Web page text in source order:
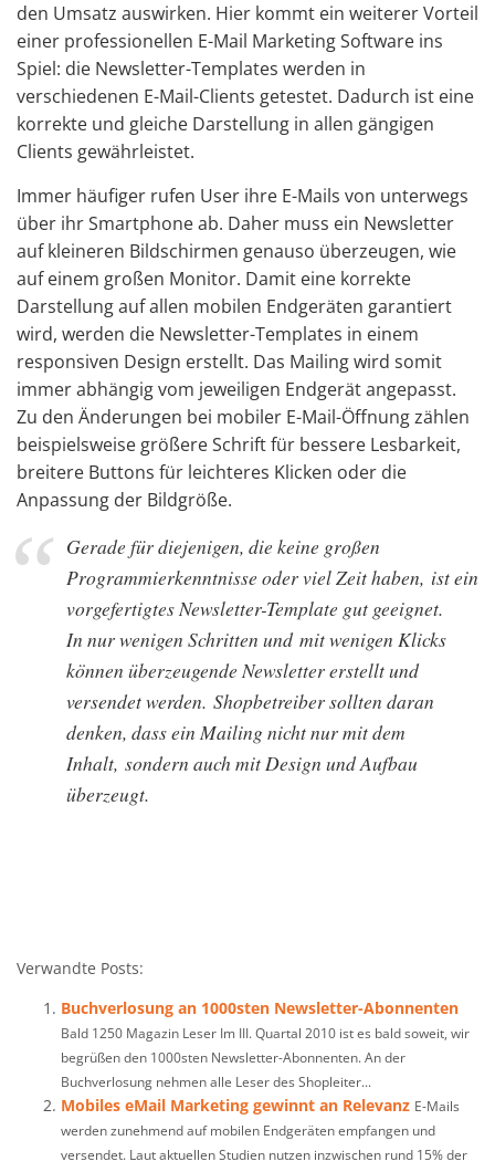
den Umsatz auswirken. Hier kommt ein weiterer Vorteil
einer professionellen E-Mail Marketing Software ins
Spiel: die Newsletter-Templates werden in
verschiedenen E-Mail-Clients getestet. Dadurch ist eine
korrekte und gleiche Darstellung in allen gängigen
Clients gewährleistet.
Immer häufiger rufen User ihre E-Mails von unterwegs
über ihr Smartphone ab. Daher muss ein Newsletter
auf kleineren Bildschirmen genauso überzeugen, wie
auf einem großen Monitor. Damit eine korrekte
Darstellung auf allen mobilen Endgeräten garantiert
wird, werden die Newsletter-Templates in einem
responsiven Design erstellt. Das Mailing wird somit
immer abhängig vom jeweiligen Endgerät angepasst.
Zu den Änderungen bei mobiler E-Mail-Öffnung zählen
beispielsweise größere Schrift für bessere Lesbarkeit,
breitere Buttons für leichteres Klicken oder die
Anpassung der Bildgröße.
Gerade für diejenigen, die keine großen
Programmierkenntnisse oder viel Zeit haben, ist ein
vorgefertigtes Newsletter-Template gut geeignet.
In nur wenigen Schritten und mit wenigen Klicks
können überzeugende Newsletter erstellt und
versendet werden. Shopbetreiber sollten daran
denken, dass ein Mailing nicht nur mit dem
Inhalt, sondern auch mit Design und Aufbau
überzeugt.
Verwandte Posts:
Buchverlosung an 1000sten Newsletter-Abonnenten
Bald 1250 Magazin Leser Im III. Quartal 2010 ist es bald soweit, wir
begrüßen den 1000sten Newsletter-Abonnenten. An der
Buchverlosung nehmen alle Leser des Shopleiter...
Mobiles eMail Marketing gewinnt an Relevanz E-Mails
werden zunehmend auf mobilen Endgeräten empfangen und
versendet. Laut aktuellen Studien nutzen inzwischen rund 15% der